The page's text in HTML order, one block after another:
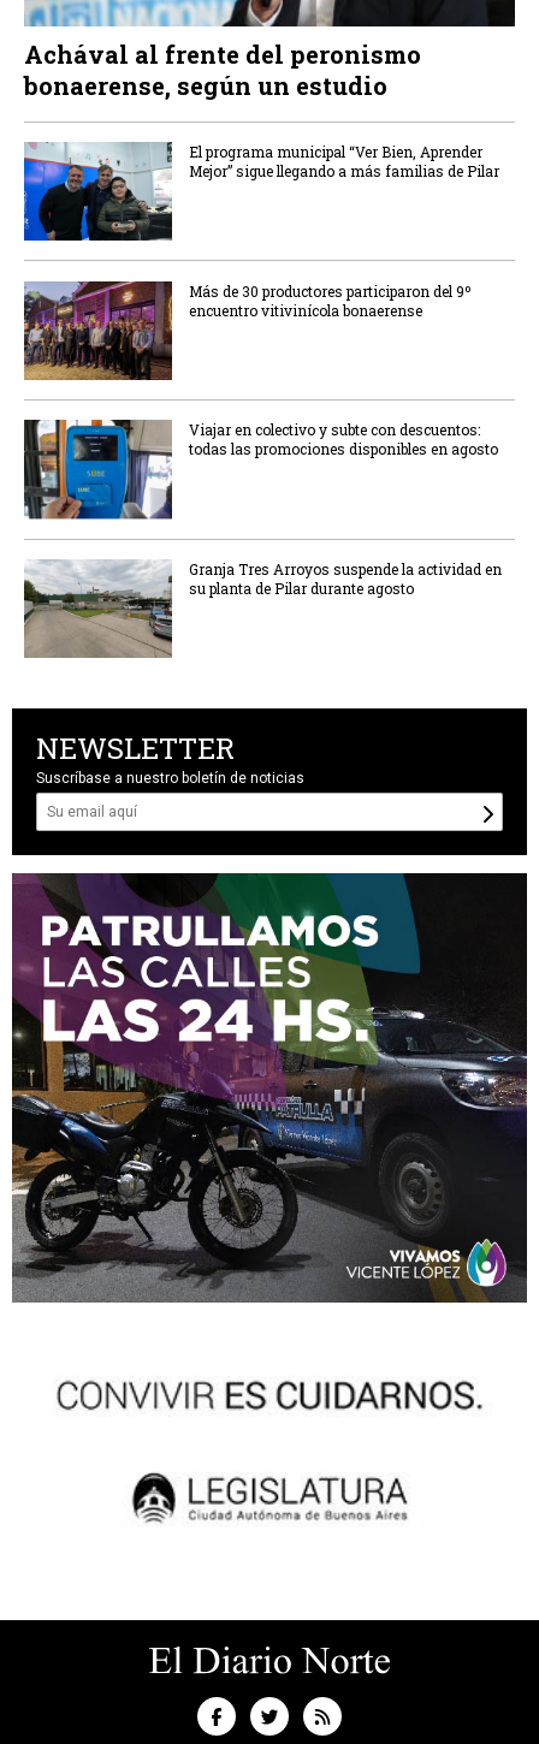
Achával al frente del peronismo
bonaerense, según un estudio
El programa municipal “Ver Bien, Aprender
Mejor” sigue llegando a más familias de Pilar
Más de 30 productores participaron del 9º
encuentro vitivinícola bonaerense
Viajar en colectivo y subte con descuentos:
todas las promociones disponibles en agosto
Granja Tres Arroyos suspende la actividad en
su planta de Pilar durante agosto
NEWSLETTER
Suscríbase a nuestro boletín de noticias